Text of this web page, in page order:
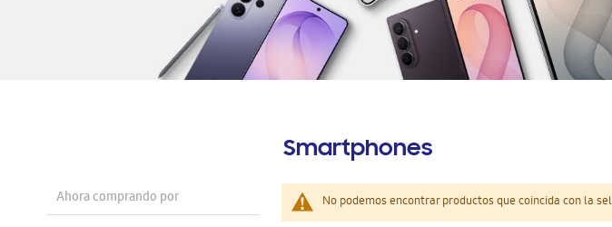
Smartphones
No podemos encontrar productos que coincida con la
Ahora comprando por